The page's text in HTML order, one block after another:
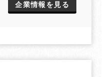
企業情報を見る